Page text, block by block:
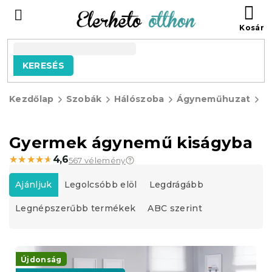
tartalomhoz
KERESÉS
Kezdőlap Szobák Hálószoba Ágyneműhuzat
Gyermek ágynemű kiságyba
★★★★★
★★★★★ 4,6567 vélemény
T
e
r
m
e
k
Ajánljuk Legolcsóbb elöl Legdrágább
Legnépszerűbb termékek ABC szerint
Újdonság